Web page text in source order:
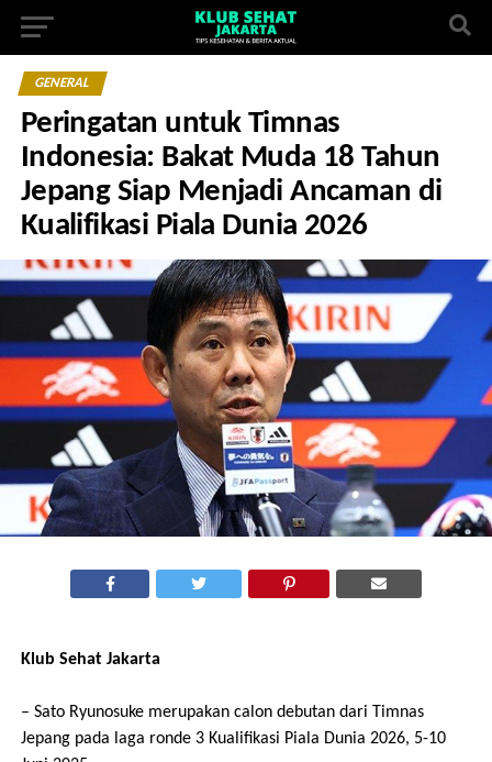
GENERAL
Peringatan untuk Timnas
Indonesia: Bakat Muda 18 Tahun
Jepang Siap Menjadi Ancaman di
Kualifikasi Piala Dunia 2026
Klub Sehat Jakarta
– Sato Ryunosuke merupakan calon debutan dari Timnas
Jepang pada laga ronde 3 Kualifikasi Piala Dunia 2026, 5-10